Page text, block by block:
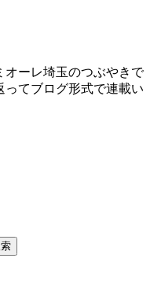
オーレ埼玉のつぶやきで
てブログ形式で連載い